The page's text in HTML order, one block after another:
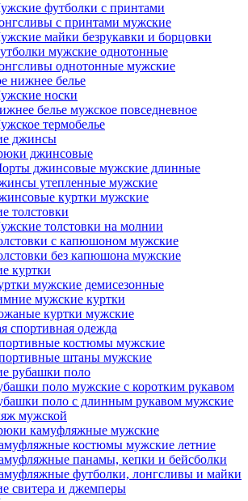
футболки с принтами
с принтами мужские
майки безрукавки и борцовки
мужские однотонные
однотонные мужские
нижнее белье
носки
белье мужское повседневное
термобелье
джинсы
джинсовые
джинсовые мужские длинные
утепленные мужские
куртки мужские
толстовки
толстовки на молнии
с капюшоном мужские
без капюшона мужские
куртки
мужские демисезонные
мужские куртки
куртки мужские
спортивная одежда
костюмы мужские
штаны мужские
рубашки поло
поло мужские с коротким рукавом
поло с длинным рукавом мужские
мужской
камуфляжные мужские
костюмы мужские летние
панамы, кепки и бейсболки
футболки, лонгсливы и майки
свитера и джемперы